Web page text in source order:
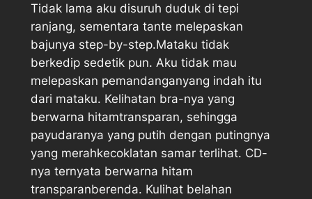
Tidak lama aku disuruh duduk di tepi
ranjang, sementara tante melepaskan
bajunya step-by-step.Mataku tidak
berkedip sedetik pun. Aku tidak mau
melepaskan pemandanganyang indah itu
dari mataku. Kelihatan bra-nya yang
berwarna hitamtransparan, sehingga
payudaranya yang putih dengan putingnya
yang merahkecoklatan samar terlihat. CD-
nya ternyata berwarna hitam
transparanberenda. Kulihat belahan